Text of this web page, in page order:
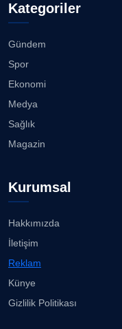
Kategoriler
Gündem
Spor
Ekonomi
Medya
Sağlık
Magazin
Kurumsal
Hakkımızda
İletişim
Reklam
Künye
Gizlilik Politikası